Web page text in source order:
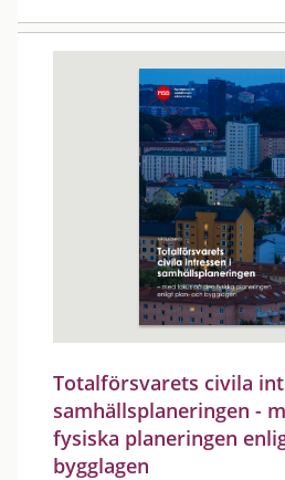
Totalförsvarets civila
samhällsplaneringen -
fysiska planeringen
bygglagen